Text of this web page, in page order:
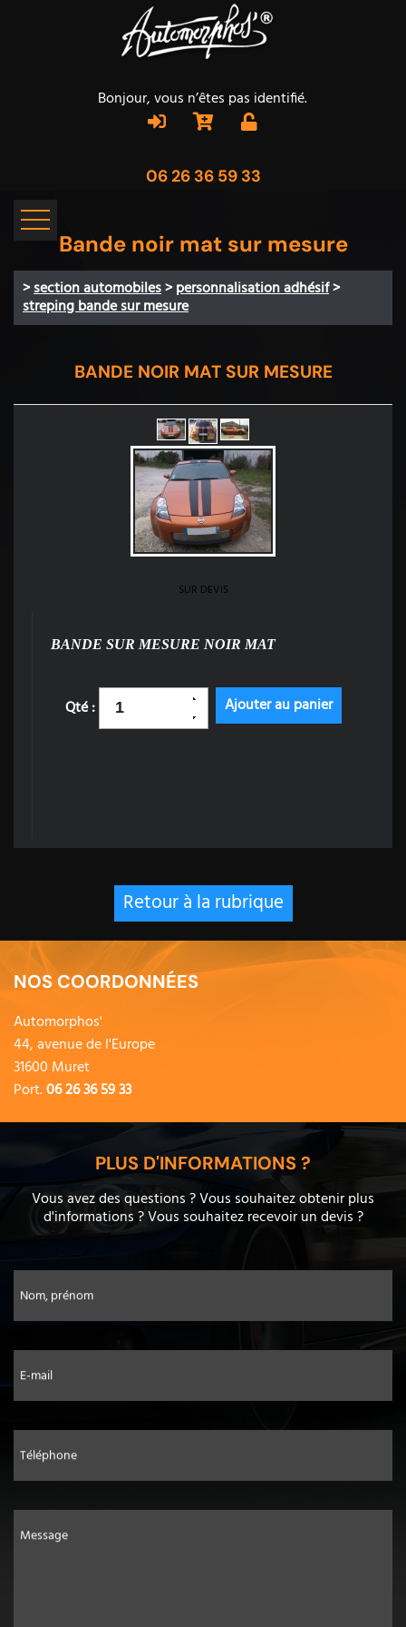
Bonjour, vous n’êtes pas identifié.
06 26 36 59 33
Bande noir mat sur mesure
>section automobiles>personnalisation adhésif>
streping bande sur mesure
BANDE NOIR MAT SUR MESURE
SUR DEVIS
BANDE SUR MESURE NOIR MAT
Qté :
Retour à la rubrique
NOS COORDONNÉES
Automorphos'
44, avenue de l'Europe
31600 Muret
Port.06 26 36 59 33
PLUS D'INFORMATIONS ?
Vous avez des questions ? Vous souhaitez obtenir plus
d'informations ? Vous souhaitez recevoir un devis ?
Nom, prénom
E-mail
Téléphone
Message